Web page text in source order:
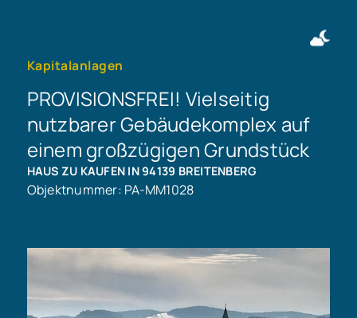
Kapitalanlagen
PROVISIONSFREI! Vielseitig
nutzbarer Gebäudekomplex auf
einem großzügigen Grundstück
HAUS ZU KAUFEN IN 94139 BREITENBERG
Objektnummer: PA-MM1028